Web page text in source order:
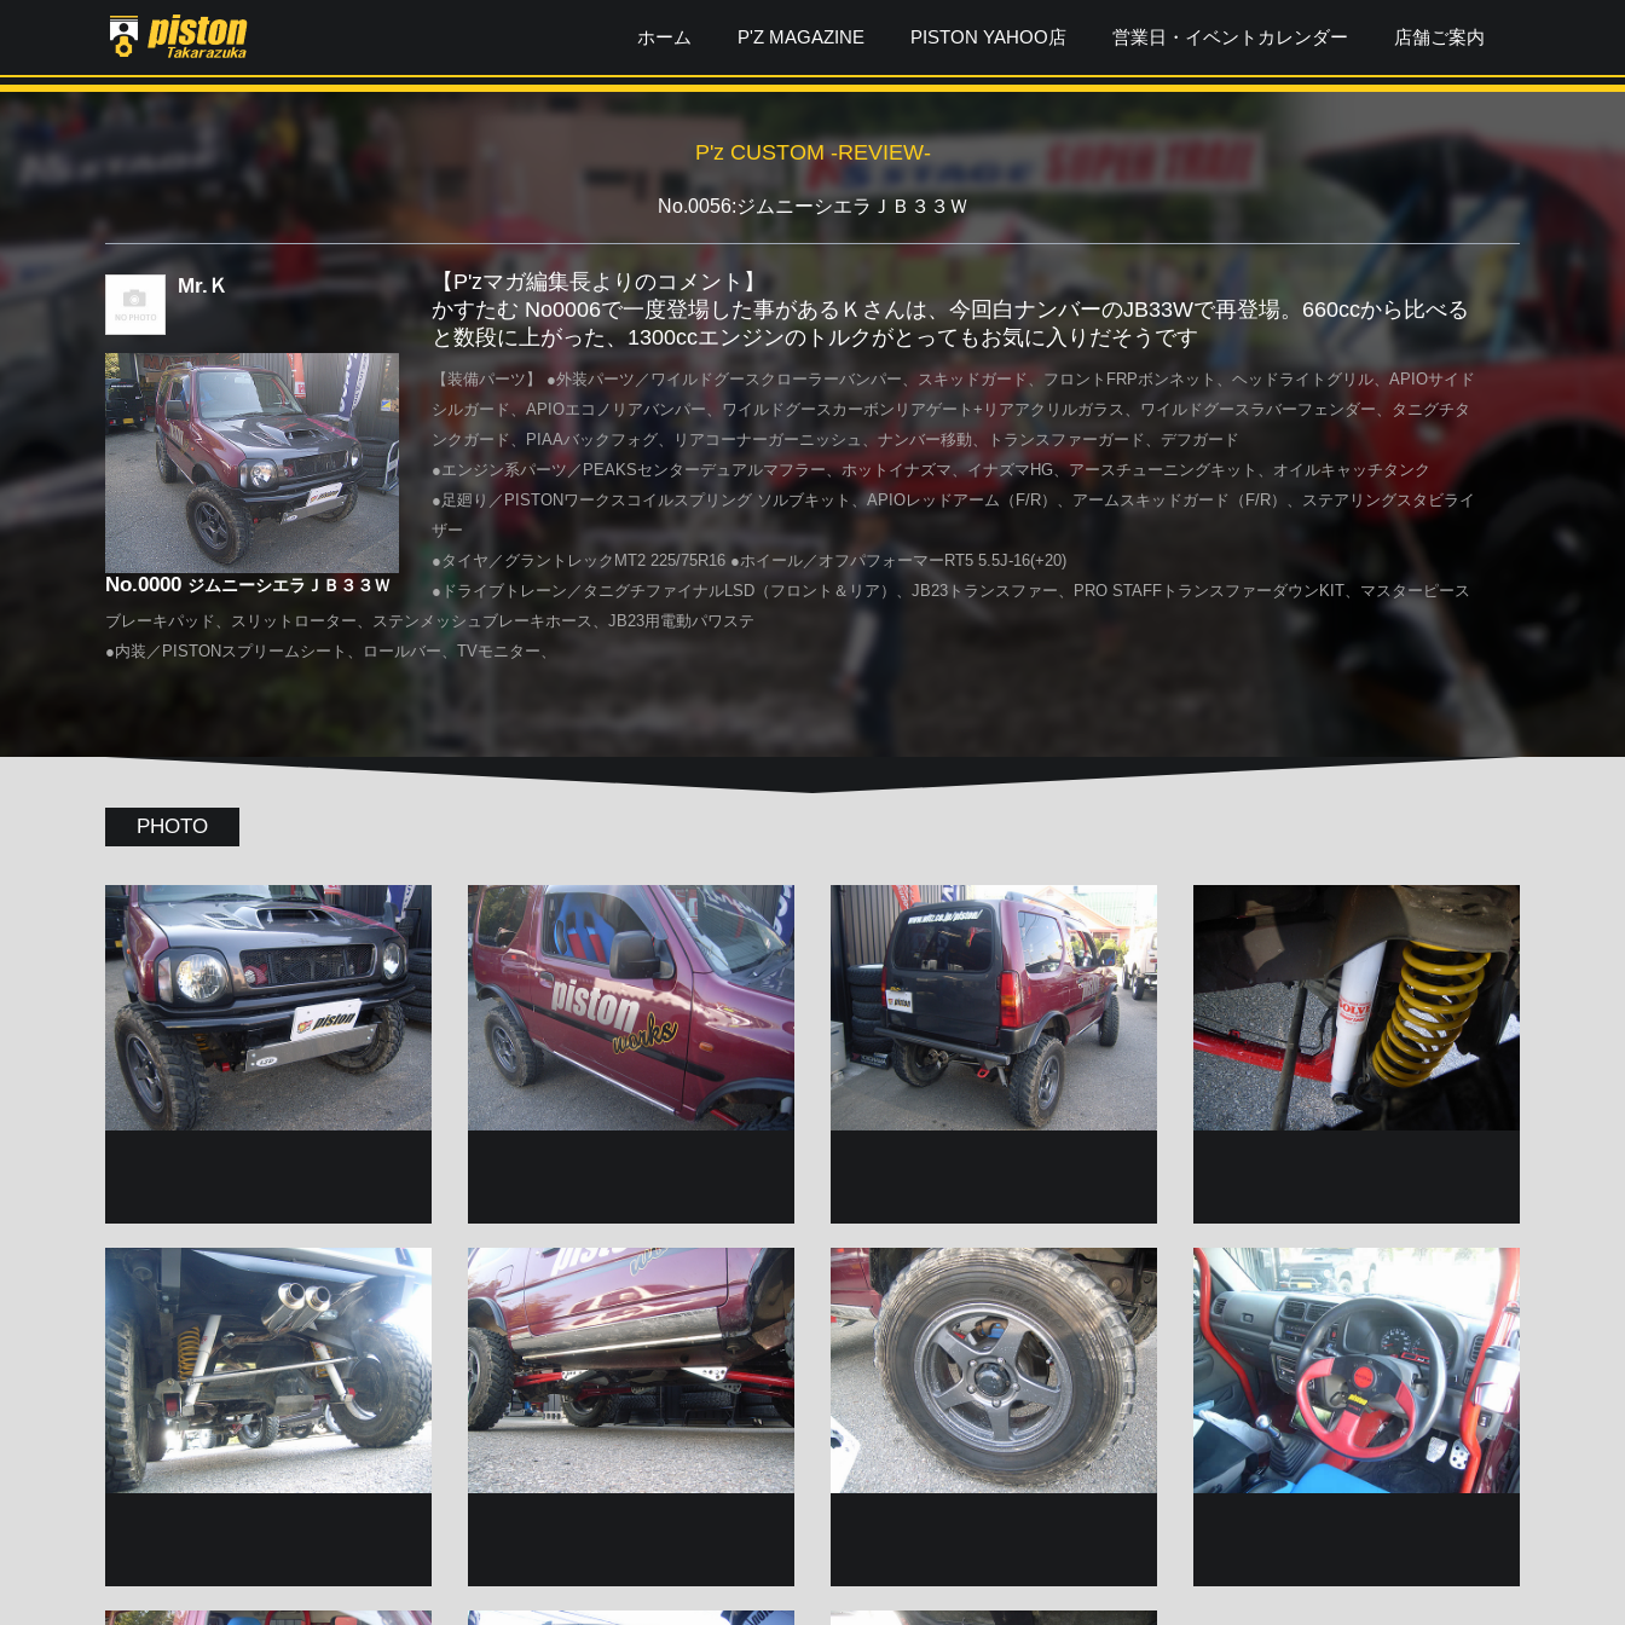
ホーム P'Z MAGAZINE PISTON YAHOO店 営業日・イベントカレンダー 店舗ご案内
P'z CUSTOM -REVIEW-
No.0056:ジムニーシエラＪＢ３３Ｗ
Mr.Ｋ
No.0000 ジムニーシエラＪＢ３３Ｗ
【P'zマガ編集長よりのコメント】
かすたむ No0006で一度登場した事があるＫさんは、今回白ナンバーのJB33Wで再登場。660ccから比べる
と数段に上がった、1300ccエンジンのトルクがとってもお気に入りだそうです
【装備パーツ】 ●外装パーツ／ワイルドグースクローラーバンパー、スキッドガード、フロントFRPボンネット、ヘッドライトグリル、APIOサイド
シルガード、APIOエコノリアバンパー、ワイルドグースカーボンリアゲート+リアアクリルガラス、ワイルドグースラバーフェンダー、タニグチタ
ンクガード、PIAAバックフォグ、リアコーナーガーニッシュ、ナンバー移動、トランスファーガード、デフガード
●エンジン系パーツ／PEAKSセンターデュアルマフラー、ホットイナズマ、イナズマHG、アースチューニングキット、オイルキャッチタンク
●足廻り／PISTONワークスコイルスプリング ソルブキット、APIOレッドアーム（F/R）、アームスキッドガード（F/R）、ステアリングスタビライ
ザー
●タイヤ／グラントレックMT2 225/75R16 ●ホイール／オフパフォーマーRT5 5.5J-16(+20)
●ドライブトレーン／タニグチファイナルLSD（フロント＆リア）、JB23トランスファー、PRO STAFFトランスファーダウンKIT、マスターピース
ブレーキパッド、スリットローター、ステンメッシュブレーキホース、JB23用電動パワステ
●内装／PISTONスプリームシート、ロールバー、TVモニター、
PHOTO